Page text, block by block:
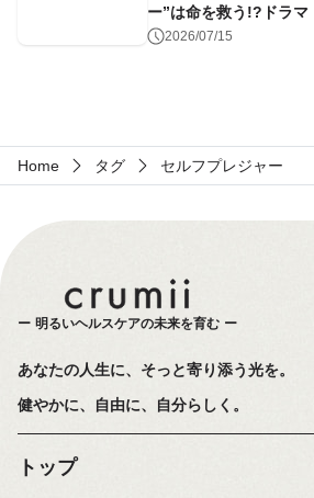
ー”は命を救う!?ドラマ
第1話2026/07/15
Home タグ セルフプレジャー
明るいヘルスケアの未来を育む
あなたの人生に、そっと寄り添う光を。
健やかに、自由に、自分らしく。
トップ